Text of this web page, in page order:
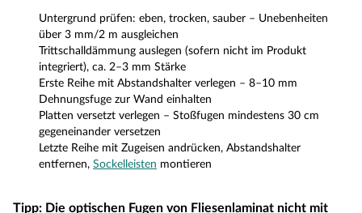
Untergrund prüfen: eben, trocken, sauber – Unebenheiten
über 3 mm/2 m ausgleichen
Trittschalldämmung auslegen (sofern nicht im Produkt
integriert), ca. 2–3 mm Stärke
Erste Reihe mit Abstandshalter verlegen – 8–10 mm
Dehnungsfuge zur Wand einhalten
Platten versetzt verlegen – Stoßfugen mindestens 30 cm
gegeneinander versetzen
Letzte Reihe mit Zugeisen andrücken, Abstandshalter
entfernen, Sockelleisten montieren
Tipp: Die optischen Fugen von Fliesenlaminat nicht mit